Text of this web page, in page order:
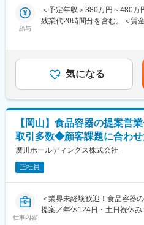
ていただきます。
用ロボットの提案、設備更新
・省エネや効率化のための
・お客様からの要望や問い合
■扱うサービス
制御機器、産業用ロボット、
ー製品を幅広く取り扱い、お
を実現します。
■組織構成
全社118名規模の組織で、営
ち、チームで連携しながら活動
給与
＜予定年収＞380万円～480万
残業代20時間分を含む。＜賃
律手当を含む）＜昇給有無＞
ル年収例：25歳380万円、30
諸手当を含む。賞与：年2回
残業代を含む月額給与ベース
金額であり、選考を通じて上
は固定手当を含めた表記です。
気になる
【岡山】食品容器の提案営
取引多数◆顧客課題に合わ
廣川ホールディングス株式会社
正社員
仕事内容
＜業界未経験歓迎！食品容器
提案／年休124日・土日祝休み